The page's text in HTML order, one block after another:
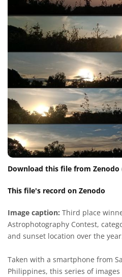
Download this file from Zenodo
This file's record on Zenodo
Image caption: Third place
Astrophotography Contest,
and sunset location over the
Taken with a smartphone from
Philippines, this series of